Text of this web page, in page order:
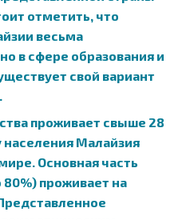
отметить, что
весьма
в сфере образования и
свой вариант
проживает свыше 28
населения Малайзия
Основная часть
проживает на